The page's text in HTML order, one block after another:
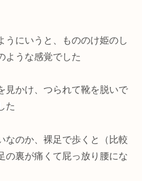
うにいうと、もののけ姫のし
ような感覚でした
見かけ、つられて靴を脱いで
た
なのか、裸足で歩くと（比較
の裏が痛くて屁っ放り腰にな